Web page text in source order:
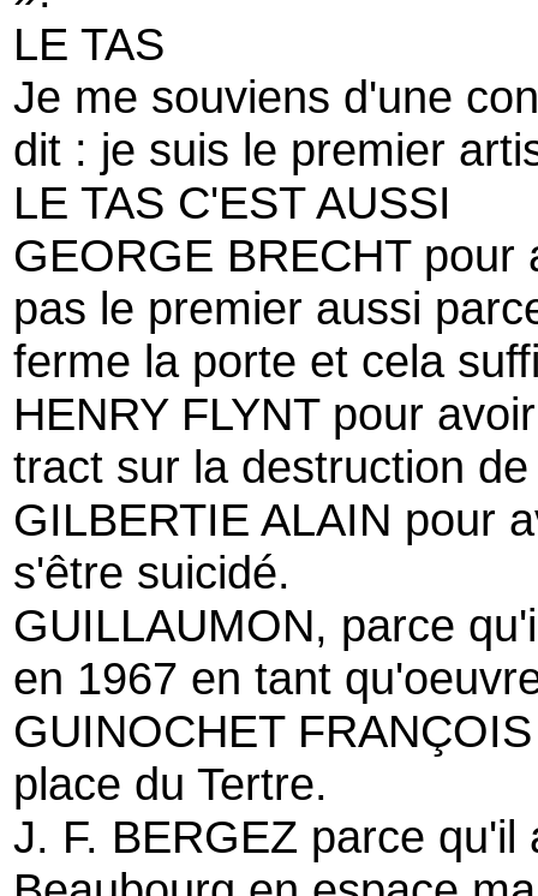
LE TAS
Je me souviens d'une
dit : je suis le premier
LE TAS C'EST AUSSI
GEORGE BRECHT
pas le premier aussi
ferme la porte et cela
HENRY FLYNT pour
tract sur la destruction
GILBERTIE ALAIN pour
s'être suicidé.
GUILLAUMON, parce
en 1967 en tant
GUINOCHET
place du Tertre.
J. F. BERGEZ parce